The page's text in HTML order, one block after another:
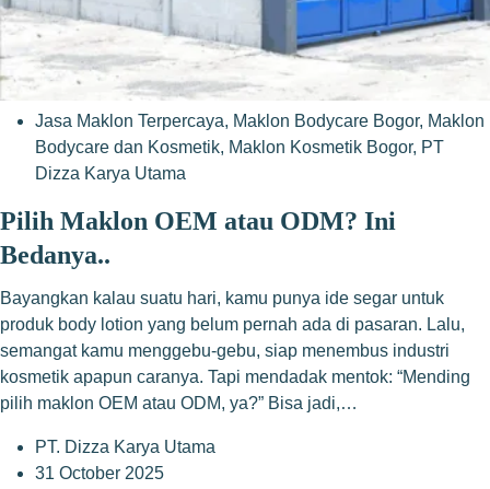
Jasa Maklon Terpercaya, Maklon Bodycare Bogor, Maklon
Bodycare dan Kosmetik, Maklon Kosmetik Bogor, PT
Dizza Karya Utama
Pilih Maklon OEM atau ODM? Ini
Bedanya..
Bayangkan kalau suatu hari, kamu punya ide segar untuk
produk body lotion yang belum pernah ada di pasaran. Lalu,
semangat kamu menggebu-gebu, siap menembus industri
kosmetik apapun caranya. Tapi mendadak mentok: “Mending
pilih maklon OEM atau ODM, ya?” Bisa jadi,…
PT. Dizza Karya Utama
31 October 2025